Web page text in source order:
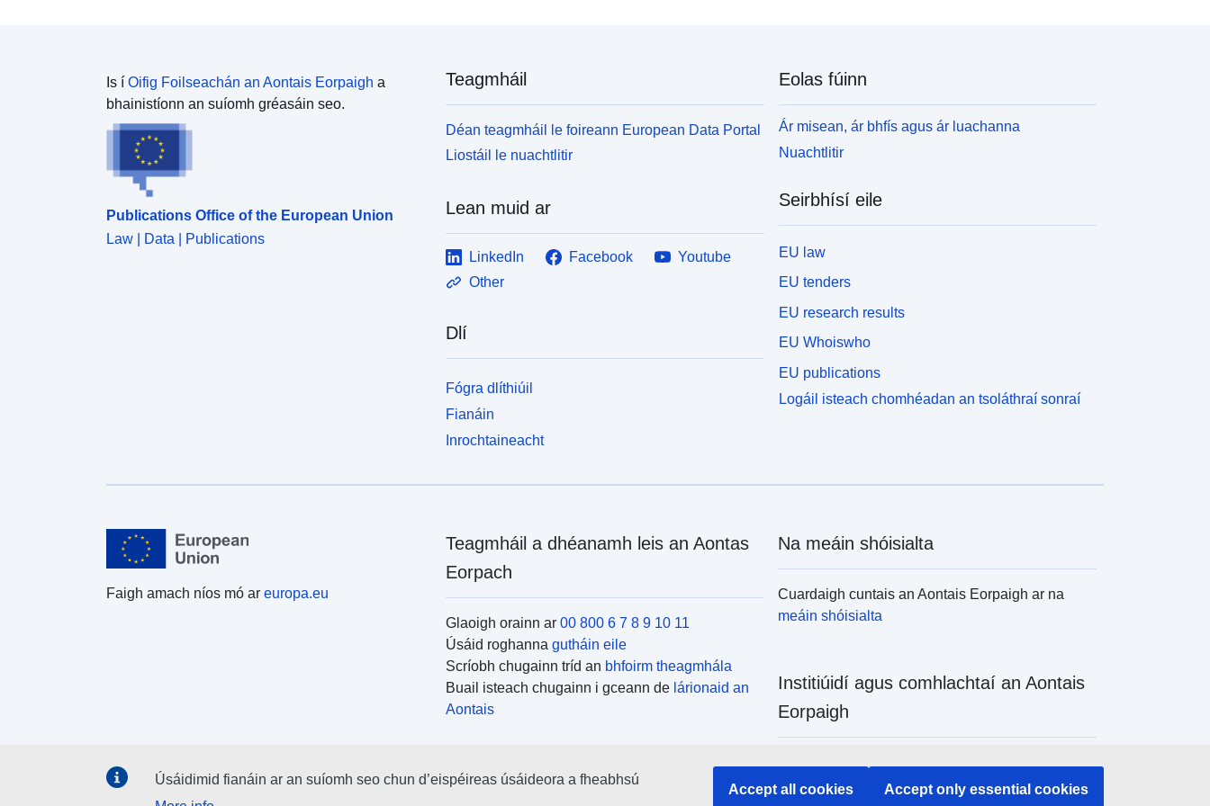
Is í Oifig Foilseachán an Aontais Eorpaigh a
bhainistíonn an suíomh gréasáin seo.
Publications Office of the European Union
Law | Data | Publications
Teagmháil
Déan teagmháil le foireann European Data Portal
Liostáil le nuachtlitir
Lean muid ar
LinkedIn Facebook
Youtube
Other
Dlí
Fógra dlíthiúil
Fianáin
Inrochtaineacht
Eolas fúinn
Ár misean, ár bhfís agus ár luachanna
Nuachtlitir
Seirbhísí eile
EU law
EU tenders
EU research results
EU Whoiswho
EU publications
Logáil isteach chomhéadan an tsoláthraí sonraí
Faigh amach níos mó ar europa.eu
Teagmháil a dhéanamh leis an Aontas
Eorpach
Glaoigh orainn ar 00 800 6 7 8 9 10 11
Úsáid roghanna gutháin eile
Scríobh chugainn tríd an bhfoirm theagmhála
Buail isteach chugainn i gceann de lárionaid an
Aontais
Na meáin shóisialta
Cuardaigh cuntais an Aontais Eorpaigh ar na
meáin shóisialta
Institiúidí agus comhlachtaí an Aontais
Eorpaigh
uile de chuid an Aontais Eorpaigh
Úsáidimid fianáin ar an suíomh seo chun d’eispéireas úsáideora a fheabhsú
Accept all cookies Accept only essential cookies